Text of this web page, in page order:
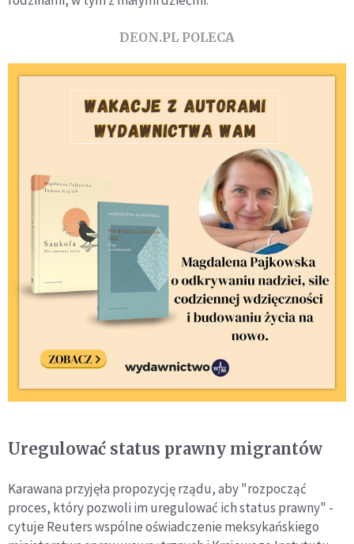
DEON.PL POLECA
Uregulować status prawny migrantów
Karawana przyjęła propozycję rządu, aby "rozpocząć
proces, który pozwoli im uregulować ich status prawny" -
cytuje Reuters wspólne oświadczenie meksykańskiego